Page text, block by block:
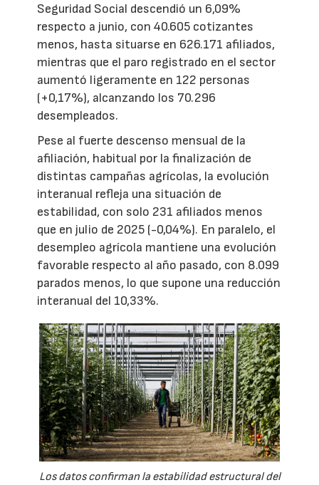
Seguridad Social descendió un 6,09%
respecto a junio, con 40.605 cotizantes
menos, hasta situarse en 626.171 afiliados,
mientras que el paro registrado en el sector
aumentó ligeramente en 122 personas
(+0,17%), alcanzando los 70.296
desempleados.
Pese al fuerte descenso mensual de la
afiliación, habitual por la finalización de
distintas campañas agrícolas, la evolución
interanual refleja una situación de
estabilidad, con solo 231 afiliados menos
que en julio de 2025 (-0,04%). En paralelo, el
desempleo agrícola mantiene una evolución
favorable respecto al año pasado, con 8.099
parados menos, lo que supone una reducción
interanual del 10,33%.
Los datos confirman la estabilidad estructural del